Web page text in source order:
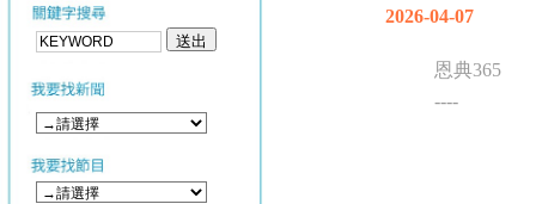
2026-04-07
恩典365
----